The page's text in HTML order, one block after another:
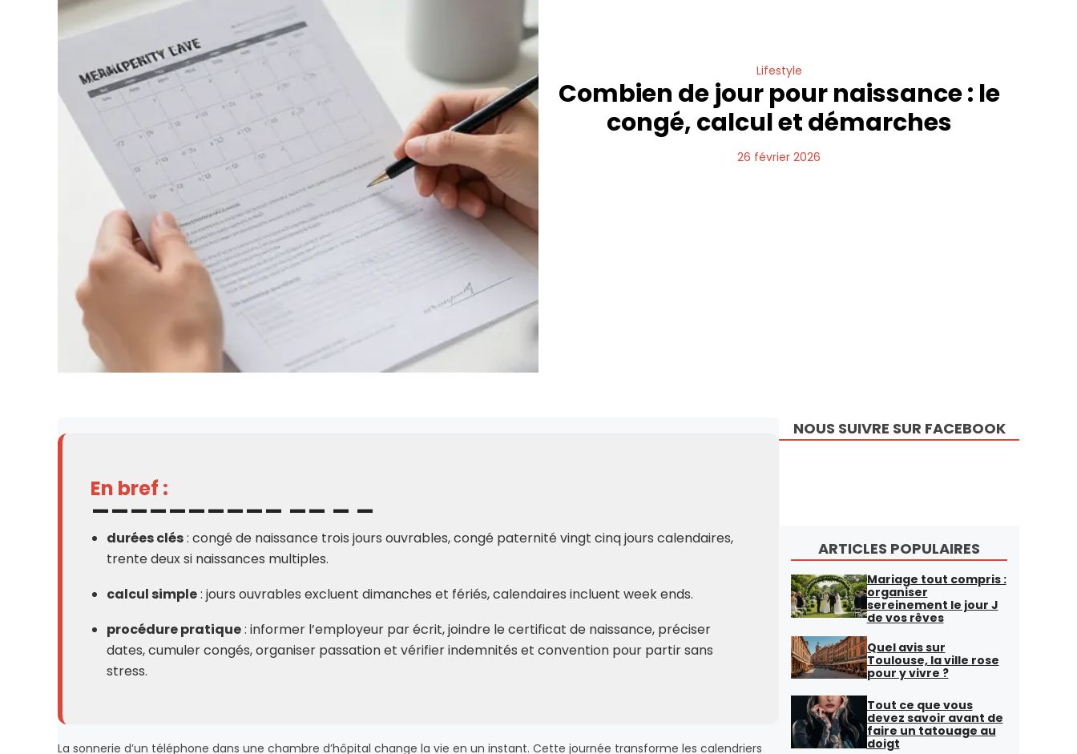
Lifestyle
Combien de jour pour naissance : le
congé, calcul et démarches
26 février 2026
En bref :
durées clés: congé de naissance trois jours ouvrables, congé paternité vingt cinq jours calendaires,
trente deux si naissances multiples.
calcul simple: jours ouvrables excluent dimanches et fériés, calendaires incluent week ends.
procédure pratique: informer l’employeur par écrit, joindre le certificat de naissance, préciser
dates, cumuler congés, organiser passation et vérifier indemnités et convention pour partir sans
stress.
La sonnerie d’un téléphone dans une chambre d’hôpital change la vie en un instant. Cette journée transforme les calendriers
NOUS SUIVRE SUR FACEBOOK
ARTICLES POPULAIRES
Mariage tout compris :
organiser
sereinement le jour J
de vos rêves
Quel avis sur
Toulouse, la ville rose
pour y vivre ?
Tout ce que vous
devez savoir avant de
faire un tatouage au
doigt